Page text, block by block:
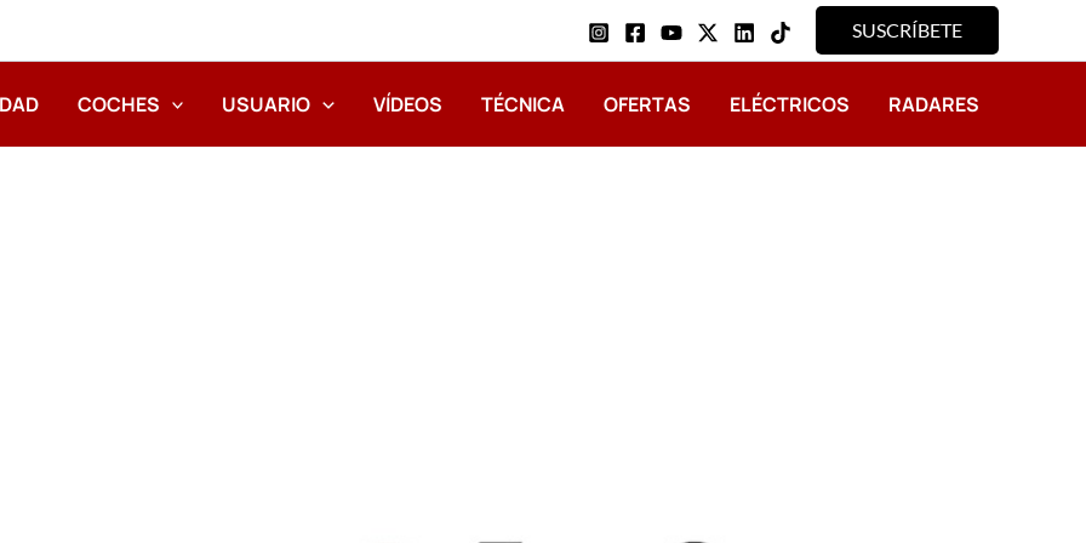
SUSCRÍBETE
COCHES USUARIO VÍDEOS TÉCNICA OFERTAS ELÉCTRICOS RADARES